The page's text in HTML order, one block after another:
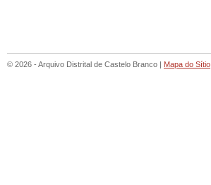
© 2026 - Arquivo Distrital de Castelo Branco | Mapa do Sítio